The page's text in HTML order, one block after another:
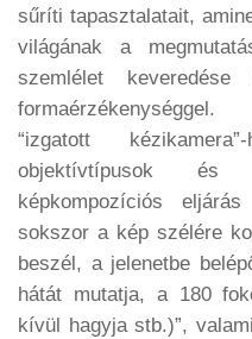
sűríti tapasztalatait,
világának a
szemlélet
“izgatott
objektívtípusok és
képkompozíciós
sokszor a kép szélére
beszél, a jelenetbe
hátát mutatja, a 180
kívül hagyja stb.)”,